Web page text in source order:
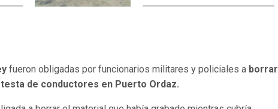
fueron obligadas por funcionarios militares y policiales a borrar
de conductores en Puerto Ordaz.